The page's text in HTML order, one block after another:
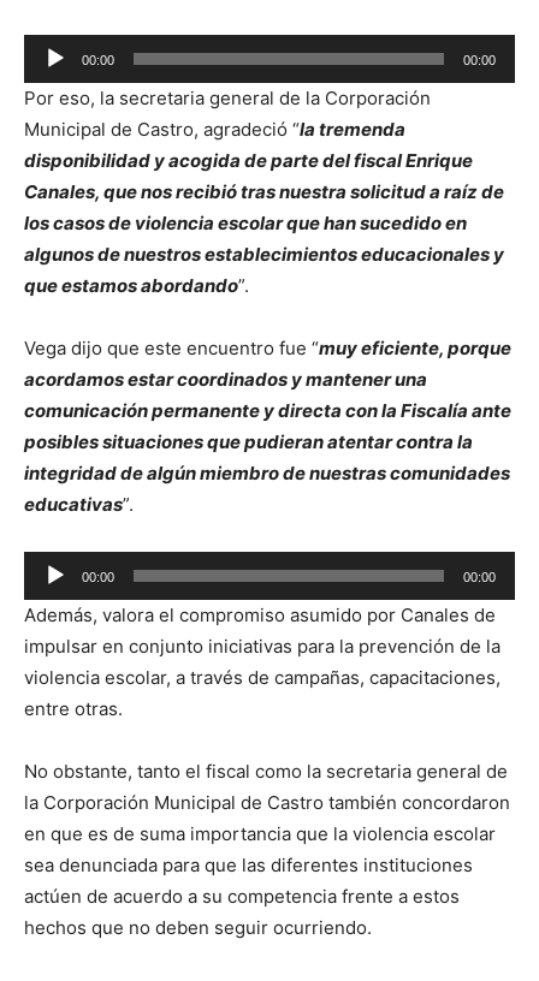
Reproductor
de
Audio
00:00 00:00
Por eso, la secretaria general de la Corporación
Municipal de Castro, agradeció “la tremenda
disponibilidad y acogida de parte del fiscal Enrique
Canales, que nos recibió tras nuestra solicitud a raíz de
los casos de violencia escolar que han sucedido en
algunos de nuestros establecimientos educacionales y
que estamos abordando”.
Vega dijo que este encuentro fue “muy eficiente, porque
acordamos estar coordinados y mantener una
comunicación permanente y directa con la Fiscalía ante
posibles situaciones que pudieran atentar contra la
integridad de algún miembro de nuestras comunidades
educativas”.
Reproductor
de
Audio
00:00 00:00
Además, valora el compromiso asumido por Canales de
impulsar en conjunto iniciativas para la prevención de la
violencia escolar, a través de campañas, capacitaciones,
entre otras.
No obstante, tanto el fiscal como la secretaria general de
la Corporación Municipal de Castro también concordaron
en que es de suma importancia que la violencia escolar
sea denunciada para que las diferentes instituciones
actúen de acuerdo a su competencia frente a estos
hechos que no deben seguir ocurriendo.